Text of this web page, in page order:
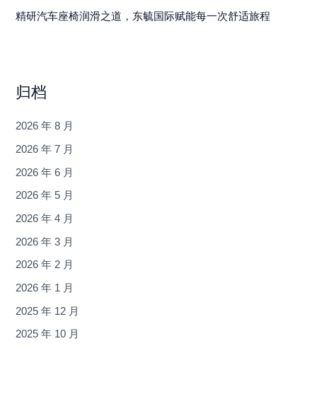
精研汽车座椅润滑之道，东毓国际赋能每一次舒适旅程
归档
2026 年 8 月
2026 年 7 月
2026 年 6 月
2026 年 5 月
2026 年 4 月
2026 年 3 月
2026 年 2 月
2026 年 1 月
2025 年 12 月
2025 年 10 月